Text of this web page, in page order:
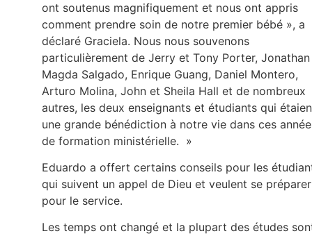
ont soutenus magnifiquement et nous ont appris
comment prendre soin de notre premier bébé », a
déclaré Graciela. Nous nous souvenons
particulièrement de Jerry et Tony Porter,
Magda Salgado, Enrique Guang, Daniel Montero,
Arturo Molina, John et Sheila Hall et de nombreux
autres, les deux enseignants et étudiants qui
une grande bénédiction à notre vie dans ces
de formation ministérielle. »
Eduardo a offert certains conseils pour les
qui suivent un appel de Dieu et veulent se préparer
pour le service.
Les temps ont changé et la plupart des études